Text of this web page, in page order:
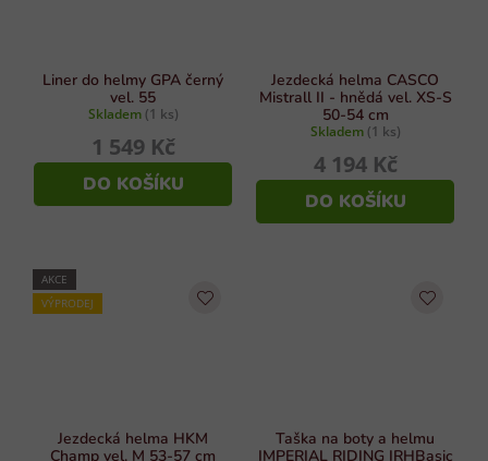
Liner do helmy GPA černý
vel. 55
Skladem (1 ks)
1 549 Kč
DO KOŠÍKU
Jezdecká helma CASCO
Mistrall II - hnědá vel. XS-S
50-54 cm
Skladem (1 ks)
4 194 Kč
DO KOŠÍKU
AKCE
VÝPRODEJ
Jezdecká helma HKM
Champ vel. M 53-57 cm
Taška na boty a helmu
IMPERIAL RIDING IRHBasic